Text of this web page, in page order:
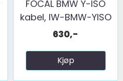
FOCAL BMW Y-ISO
kabel, IW-BMW-YISO
630,-
Kjøp